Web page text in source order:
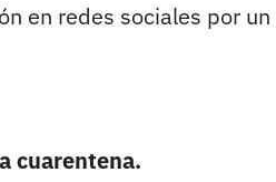
en redes sociales por un
cuarentena.